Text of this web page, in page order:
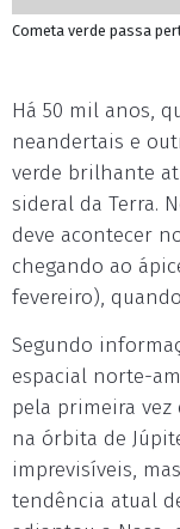
Cometa verde passa
Há 50 mil anos,
neandertais e
verde brilhante
sideral da Terra.
deve acontecer
chegando ao
fevereiro),
Segundo
espacial norte-
pela primeira vez
na órbita de
imprevisíveis,
tendência atual